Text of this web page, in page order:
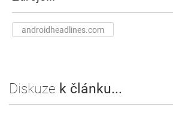
androidheadlines.com
Diskuze k článku...